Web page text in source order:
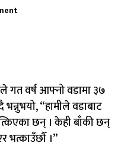
गत वर्ष आफ्नो वडामा ३७
“हामीले वडाबाट
छन् । केही बाँकी छन्
भत्काउँछौँ ।”